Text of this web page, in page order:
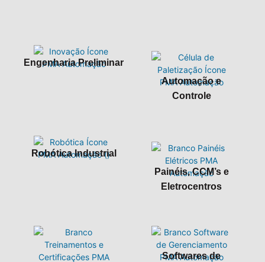
Engenharia Preliminar
Automação e
Controle
Robótica Industrial
Painéis, CCM’s e
Eletrocentros
Softwares de